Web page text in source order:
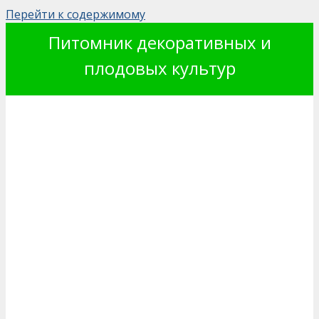
Перейти к содержимому
Питомник декоративных и
плодовых культур